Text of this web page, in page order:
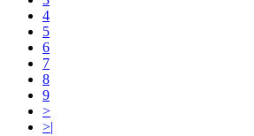
4
5
6
7
8
9
>
>|